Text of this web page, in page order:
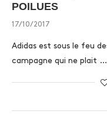
POILUES
17/10/2017
Adidas est sous le feu
campagne qui ne plait …